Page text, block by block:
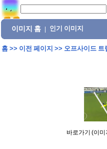
이미지 홈 인기 이미지
홈>> 이전 페이지 >> 오프사이드 트
바로가기 (이